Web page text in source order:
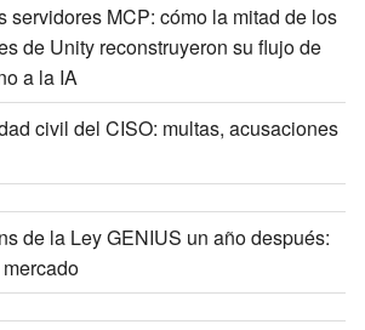
servidores MCP: cómo la mitad de los
de Unity reconstruyeron su flujo de
a la IA
civil del CISO: multas, acusaciones
de la Ley GENIUS un año después: